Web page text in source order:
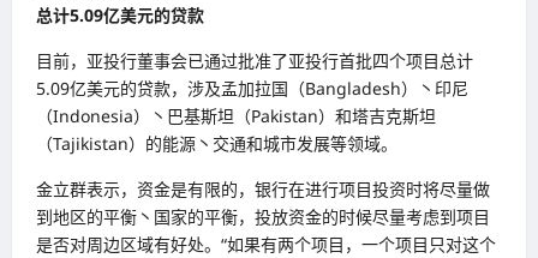
总计5.09亿美元的贷款
目前，亚投行董事会已通过批准了亚投行首批四个项目总计
5.09亿美元的贷款，涉及孟加拉国（Bangladesh）丶印尼
（Indonesia）丶巴基斯坦（Pakistan）和塔吉克斯坦
（Tajikistan）的能源丶交通和城市发展等领域。
金立群表示，资金是有限的，银行在进行项目投资时将尽量做
到地区的平衡丶国家的平衡，投放资金的时候尽量考虑到项目
是否对周边区域有好处。“如果有两个项目，一个项目只对这个